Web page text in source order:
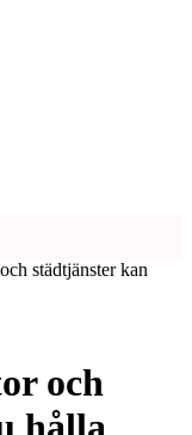
städtjänster kan
och
hålla